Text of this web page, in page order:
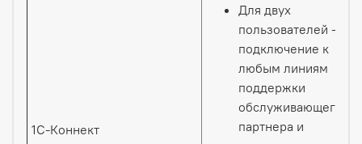
1С-Коннект
Для двух
пользователей —
подключение к
любым линиям
поддержки
обслуживающего
партнера и